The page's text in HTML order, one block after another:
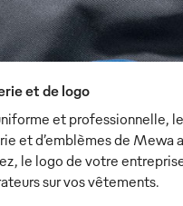
et de logo
et professionnelle, le
et d’emblèmes de Mewa
le logo de votre
sur vos vêtements.